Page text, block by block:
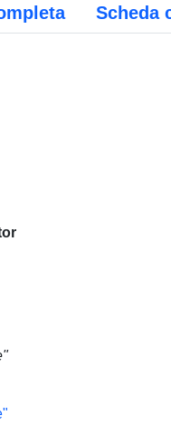
Scheda